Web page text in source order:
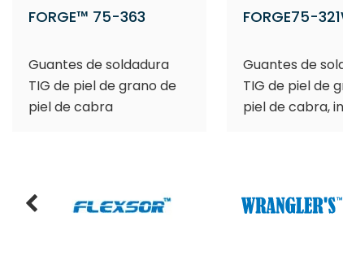
FORGE™ 75-363
Guantes de soldadura
TIG de piel de grano de
piel de cabra
FORGE75-
Guantes de
TIG de piel de
piel de cabra,